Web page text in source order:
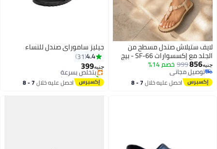
3
لايف ستيلاش صندل مسطح من
الجلد مع إكسسوارات SF-66 - بيج
جنيه856
999 خصم 14%
توصيل مجاني
توصيل مجانياحصل عليه خلال 7 - 8
4
جيليز ساموراي صندل للنساء
4.4
31
جنيه399
#7 في صنادل مسطحة
توصيل مجاني
بتخلّص بسرعة
تم بيع +10 مؤخرًا
#7 في صنادل مسطحة احصل عليه خلال 7 - 8